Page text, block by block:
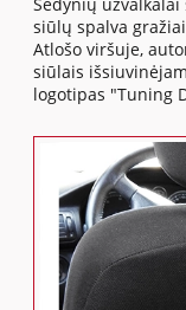
Sėdynių
siūlų spalva
Atlošo viršuje,
siūlais
logotipas "Tuning